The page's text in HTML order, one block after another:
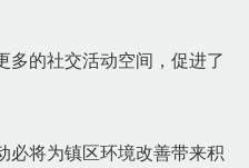
多的社交活动空间，促进了
必将为镇区环境改善带来积